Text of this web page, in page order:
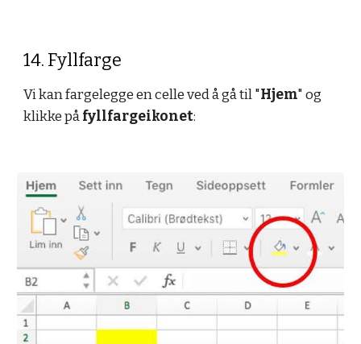
14. Fyllfarge
Vi kan fargelegge en celle ved å gå til "Hjem" og
klikke på fyllfargeikonet: